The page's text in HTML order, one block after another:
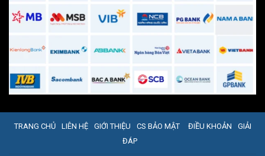
TRANG CHỦ LIÊN HỆ GIỚI THIỆU CS BẢO MẬT ĐIỀU KHOẢN
GIẢI
ĐÁP